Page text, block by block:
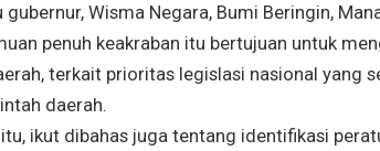
gubernur, Wisma Negara, Bumi Beringin,
penuh keakraban itu bertujuan untuk
terkait prioritas legislasi nasional yang
daerah.
ikut dibahas juga tentang identifikasi